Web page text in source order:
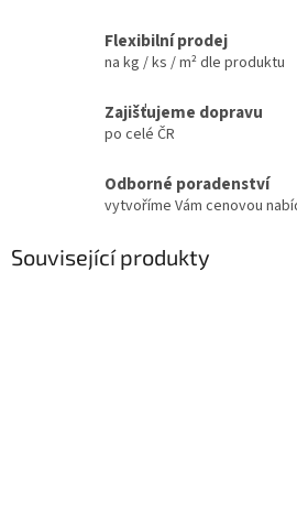
Flexibilní prodej
na kg / ks / m² dle produktu
Zajišťujeme dopravu
po celé ČR
Odborné poradenství
vytvoříme Vám cenovou
Související produkty